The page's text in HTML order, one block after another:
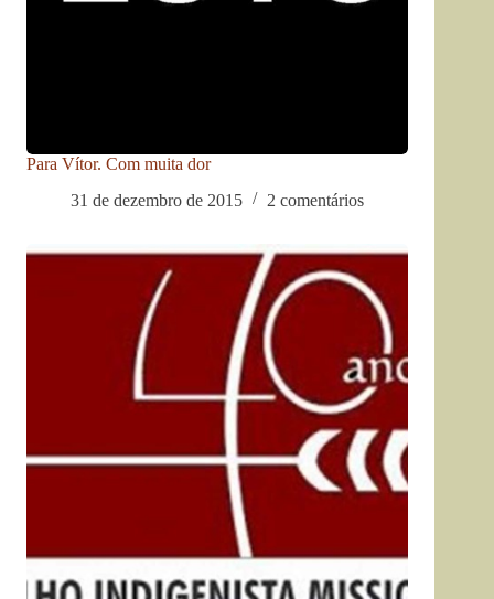
Para Vítor. Com muita dor
31 de dezembro de 2015
2 comentários